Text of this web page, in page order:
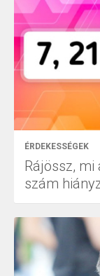
ÉRDEKESSÉGEK
Rájössz, mi
szám